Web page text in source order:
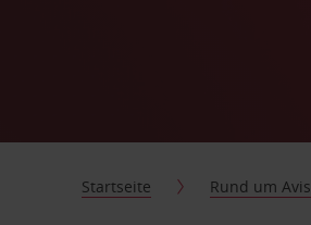
Startseite Rund um Avis